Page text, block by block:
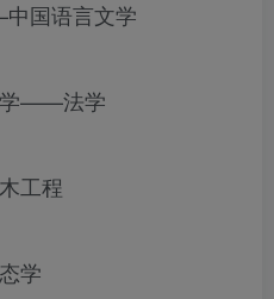
国语言文学
——法学
工程
学